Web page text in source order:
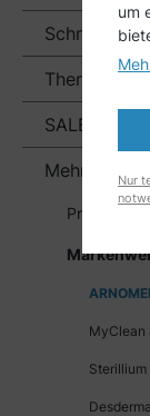
Schnelltests
SALE
Mehr
Private
MyClean
Sterillium
um
Nur